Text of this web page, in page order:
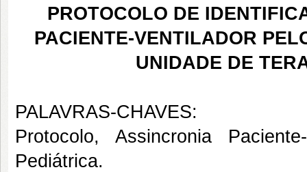
PROTOCOLO DE
PACIENTE-VENTILADOR
UNIDADE DE
PALAVRAS-CHAVES:
Protocolo, Assincronia
Pediátrica.